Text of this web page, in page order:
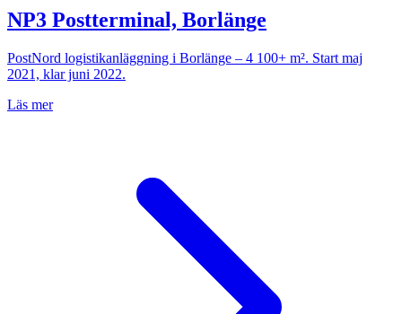
NP3 Postterminal, Borlänge
PostNord logistikanläggning i Borlänge – 4 100+ m². Start maj
2021, klar juni 2022.
Läs mer